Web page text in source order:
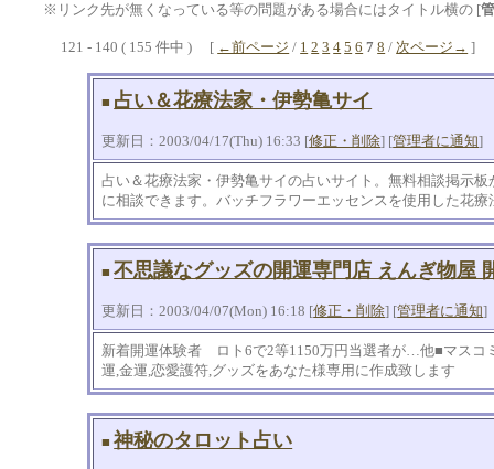
※リンク先が無くなっている等の問題がある場合にはタイトル横の [
121 - 140 ( 155 件中 ) [ ←前ページ / 1 2 3 4 5 6 7 8 / 次ページ→ ]
■ 占い＆花療法家・伊勢亀サイ
更新日：2003/04/17(Thu) 16:33 [修正・削除] [管理者に通知]
占い＆花療法家・伊勢亀サイの占いサイト。無料相談掲示
に相談できます。バッチフラワーエッセンスを使用した花療
■ 不思議なグッズの開運専門店 えんぎ物屋
更新日：2003/04/07(Mon) 16:18 [修正・削除] [管理者に通知]
新着開運体験者 ロト6で2等1150万円当選者が…他■マス
運,金運,恋愛護符,グッズをあなた様専用に作成致します
■ 神秘のタロット占い